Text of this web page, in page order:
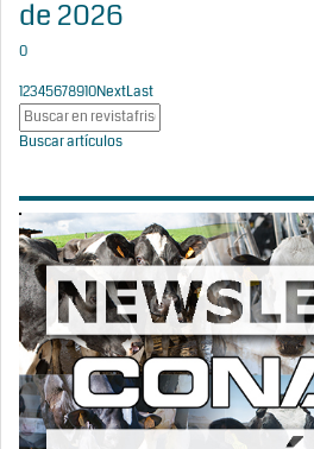
de 2026
0
12345678910NextLast
Buscar artículos